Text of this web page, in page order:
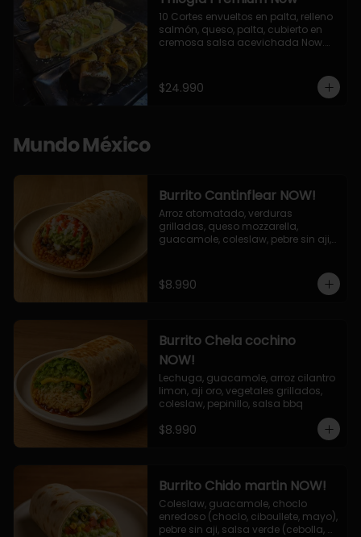
10 Cortes envueltos en palta, relleno
salmón, queso, palta, cubierto en
cremosa salsa acevichada Now.
palta, cubierto con topping de
chimichurri de la casa flambeado.
$24.990
Mundo México
Burrito Cantinflear NOW!
Arroz atomatado, verduras
grilladas, queso mozzarella,
guacamole, coleslaw, pebre sin aji,
$8.990
Burrito Chela cochino
NOW!
Lechuga, guacamole, arroz cilantro
limon, aji oro, vegetales grillados,
coleslaw, pepinillo, salsa bbq
$8.990
Burrito Chido martin NOW!
Coleslaw, guacamole, choclo
enredoso (choclo, ciboullete, mayo),
pebre sin aji, salsa verde (cebolla,